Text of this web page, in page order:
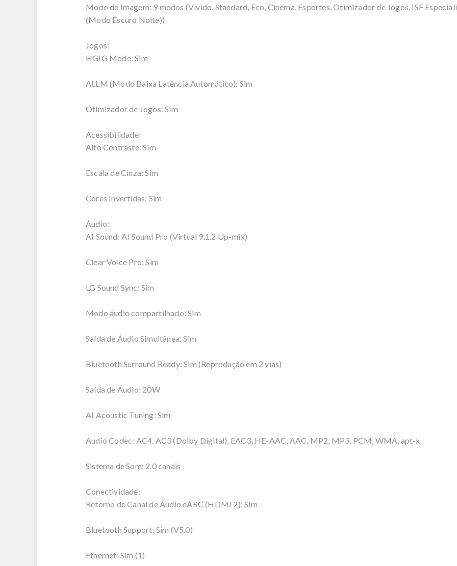
Modo de Imagem: 9 modos (Vívido, Standard, Eco, Cinema, Esportes, Otimizador de Jogos, ISF
(Modo Escuro Noite))
Jogos:
HGIG Mode: Sim
ALLM (Modo Baixa Latência Automático): Sim
Otimizador de Jogos: Sim
Acessibilidade:
Alto Contraste: Sim
Escala de Cinza: Sim
Cores Invertidas: Sim
Áudio:
AI Sound: AI Sound Pro (Virtual 9.1.2 Up-mix)
Clear Voice Pro: Sim
LG Sound Sync: Sim
Modo áudio compartilhado: Sim
Saída de Áudio Simultânea: Sim
Bluetooth Surround Ready: Sim (Reprodução em 2 vias)
Saída de Áudio: 20W
AI Acoustic Tuning: Sim
Audio Codec: AC4, AC3 (Dolby Digital), EAC3, HE-AAC, AAC, MP2, MP3, PCM, WMA, apt-x
Sistema de Som: 2.0 canais
Conectividade:
Retorno de Canal de Áudio eARC (HDMI 2): Sim
Bluetooth Support: Sim (V5.0)
Ethernet: Sim (1)